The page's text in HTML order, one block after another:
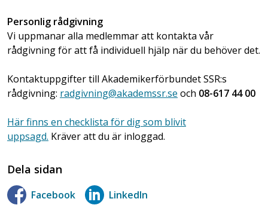
Personlig rådgivning
Vi uppmanar alla medlemmar att kontakta vår
rådgivning för att få individuell hjälp när du behöver det.
Kontaktuppgifter till Akademikerförbundet SSR:s
rådgivning: radgivning@akademssr.se och 08-617 44 00
Här finns en checklista för dig som blivit
uppsagd. Kräver att du är inloggad.
Dela sidan
Facebook LinkedIn